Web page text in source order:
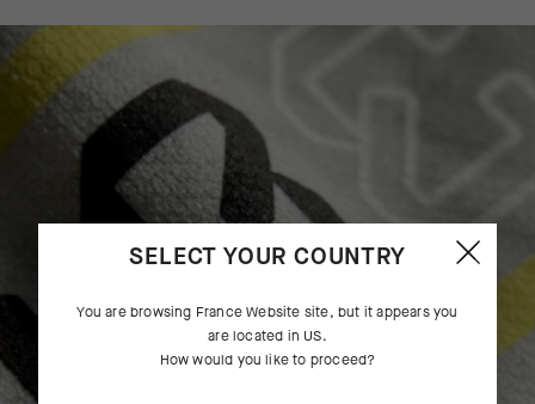
SELECT YOUR COUNTRY
You are browsing France Website site, but it appears you
are located in US.
How would you like to proceed?